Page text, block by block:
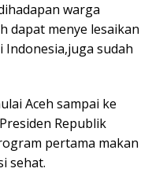
warga
dapat menye lesaikan
Indonesia,juga sudah
Aceh sampai ke
Republik
pertama makan
sehat.